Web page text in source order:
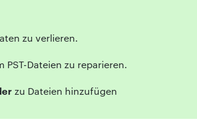
zu verlieren.
PST-Dateien zu reparieren.
zu Dateien hinzufügen